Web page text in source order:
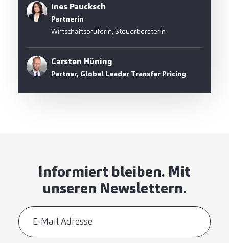
Ines Paucksch
Partnerin
Wirtschaftsprüferin, Steuerberaterin
Carsten Hüning
Partner, Global Leader Transfer Pricing
Informiert bleiben. Mit
unseren Newslettern.